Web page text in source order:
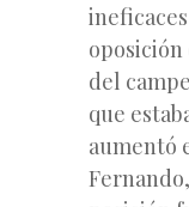
del
que
aumentó